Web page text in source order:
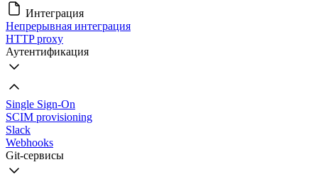
Интеграция
Непрерывная интеграция
HTTP proxy
Аутентификация
Single Sign-On
SCIM provisioning
Slack
Webhooks
Git-сервисы